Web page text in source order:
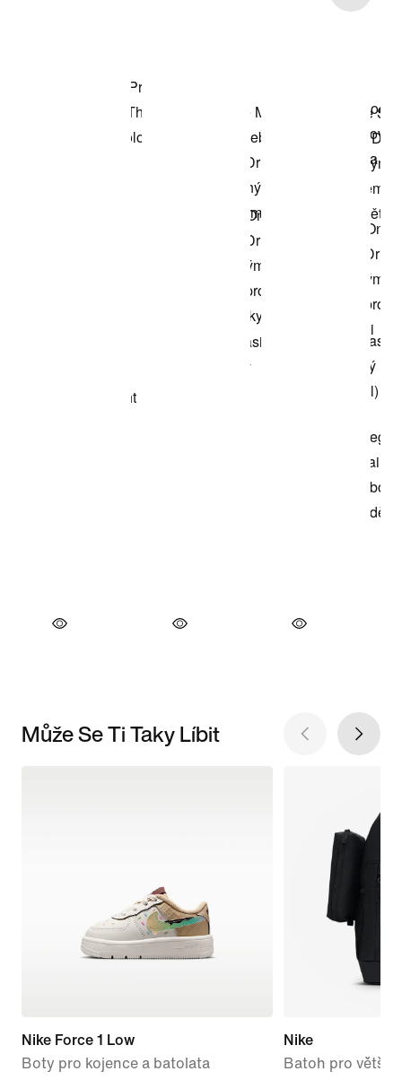
Může Se Ti Taky Líbit
Nike Force 1 Low
Boty pro kojence a batolata
Nike
Batoh pro větší